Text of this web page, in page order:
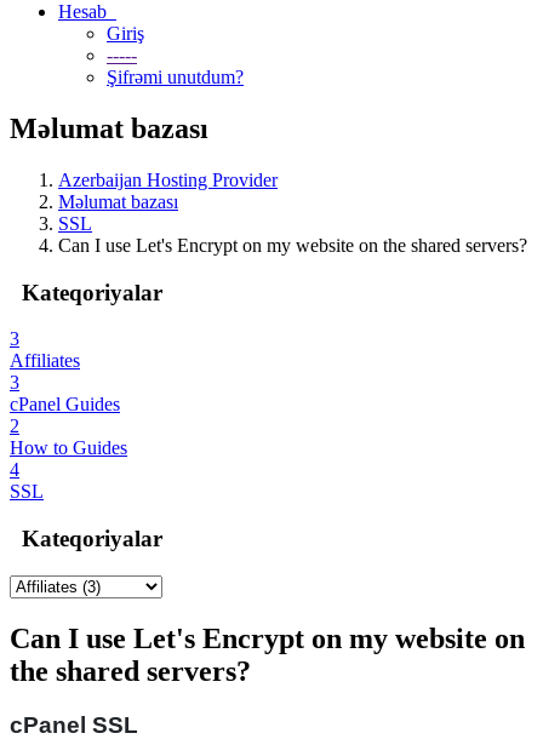
Hesab
Giriş
-----
Şifrəmi unutdum?
Məlumat bazası
Azerbaijan Hosting Provider
Məlumat bazası
SSL
Can I use Let's Encrypt on my website on the shared servers?
Kateqoriyalar
3
Affiliates
3
cPanel Guides
2
How to Guides
4
SSL
Kateqoriyalar
Can I use Let's Encrypt on my website on
the shared servers?
cPanel SSL